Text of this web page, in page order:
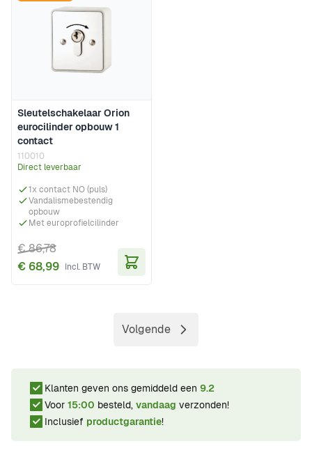
Sleutelschakelaar Orion
eurocilinder opbouw 1
contact
110010
Direct leverbaar
1x contact NO (puls)
Vandalismebestendig
opbouw
Met europrofielcilinder
€ 68,99
€ 86,78
Pagina
Volgende
Klanten geven ons gemiddeld een 9.2
Voor 15:00 besteld, vandaag verzonden!
Inclusief productgarantie!